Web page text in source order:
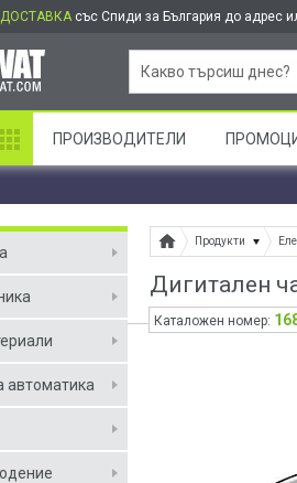
ДОСТАВКА със Спиди за България до адрес
ПРОИЗВОДИТЕЛИ
автоматика
Продукти
Дигитален
Каталожен номер: